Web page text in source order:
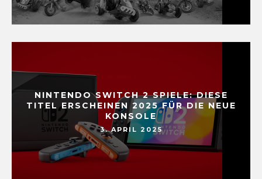
NINTENDO SWITCH 2 SPIELE: DIESE
TITEL ERSCHEINEN 2025 FÜR DIE NEUE
KONSOLE
3. APRIL 2025